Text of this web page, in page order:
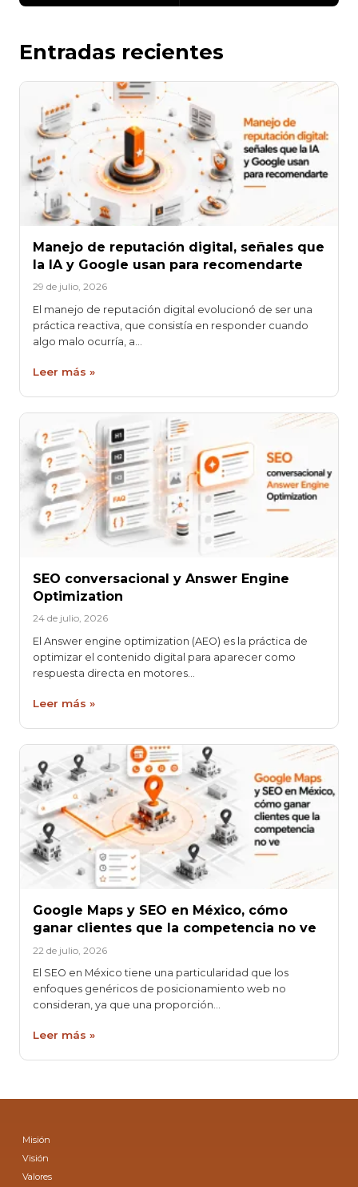
Entradas recientes
Manejo de reputación digital, señales que
la IA y Google usan para recomendarte
29 de julio, 2026
El manejo de reputación digital evolucionó de ser una
práctica reactiva, que consistía en responder cuando
algo malo ocurría, a…
Leer más »
SEO conversacional y Answer Engine
Optimization
24 de julio, 2026
El Answer engine optimization (AEO) es la práctica de
optimizar el contenido digital para aparecer como
respuesta directa en motores…
Leer más »
Google Maps y SEO en México, cómo
ganar clientes que la competencia no ve
22 de julio, 2026
El SEO en México tiene una particularidad que los
enfoques genéricos de posicionamiento web no
consideran, ya que una proporción…
Leer más »
Misión
Visión
Valores